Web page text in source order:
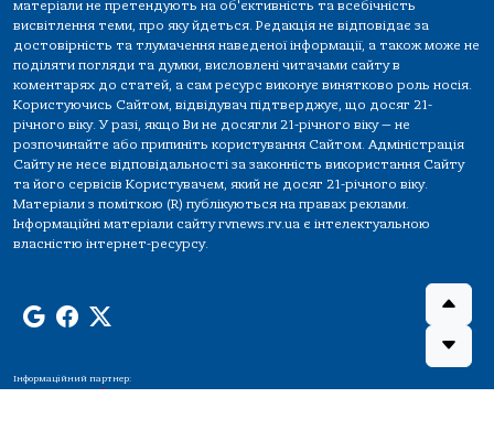
матеріали не претендують на об'єктивність та всебічність
висвітлення теми, про яку йдеться. Редакція не відповідає за
достовірність та тлумачення наведеної інформації, а також може не
поділяти погляди та думки, висловлені читачами сайту в
коментарях до статей, а сам ресурс виконує винятково роль носія.
Користуючись Сайтом, відвідувач підтверджує, що досяг 21-
річного віку. У разі, якщо Ви не досягли 21-річного віку — не
розпочинайте або припиніть користування Сайтом. Адміністрація
Сайту не несе відповідальності за законність використання Сайту
та його сервісів Користувачем, який не досяг 21-річного віку.
Матеріали з поміткою (R) публікуються на правах реклами.
Інформаційні матеріали сайту rvnews.rv.ua є інтелектуальною
власністю інтернет-ресурсу.
Інформаційний партнер: